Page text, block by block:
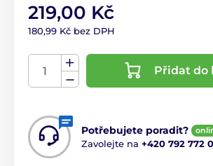
219,00 Kč
180,99 Kč bez DPH
Přidat do
Potřebujete poradit?
Zavolejte na +420 792 772